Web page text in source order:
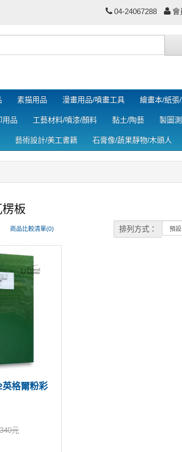
04-24067288 會
素描用品 漫畫用品/噴畫工具 繪畫本/紙張
用品 工藝材料/噴漆/顏料 黏土/陶藝 製圖
藝術設計/美工書籍 石膏像/蔬果靜物/木頭人
板
商品比較清單(0) 排列方式：
格爾粉彩
元